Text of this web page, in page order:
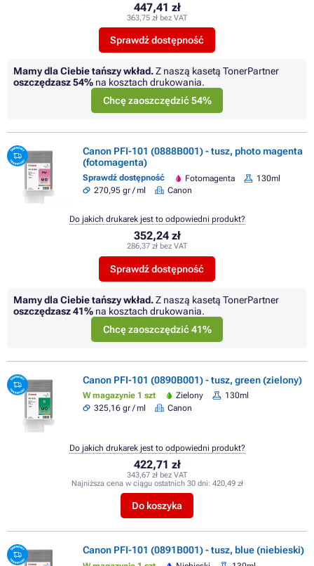
447,41 zł
363,75 zł bez VAT
Sprawdź dostępność
Mamy dla Ciebie tańszy wkład.Z naszą kasetą TonerPartner
oszczędzasz54% na kosztach drukowania.
Chcę zaoszczędzić 54%
Canon PFI-101 (0888B001) - tusz, photo magenta
(fotomagenta)
Sprawdź dostępność Fotomagenta
130ml
270,95 gr / ml
Canon
352,24 zł
286,37 zł bez VAT
Sprawdź dostępność
Do jakich drukarek jest to odpowiedni produkt?
Mamy dla Ciebie tańszy wkład.Z naszą kasetą TonerPartner
oszczędzasz41% na kosztach drukowania.
Chcę zaoszczędzić 41%
Canon PFI-101 (0890B001) - tusz, green (zielony)
W magazynie 1 szt Zielony
130ml
325,16 gr / ml
Canon
422,71 zł
343,67 zł bez VAT
Najniższa cena w ciągu ostatnich 30 dni: 420,49 zł
Do koszyka
Do jakich drukarek jest to odpowiedni produkt?
Canon PFI-101 (0891B001) - tusz, blue (niebieski)